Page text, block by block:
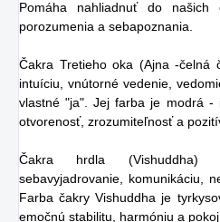
Pomáha nahliadnuť do
porozumenia a sebapoznania.
Čakra Tretieho oka (Ajna -čelná
intuíciu, vnútorné vedenie,
vlastné "ja". Jej farba je modrá -
otvorenosť, zrozumiteľnosť a
Čakra hrdla (Vishuddha)
sebavyjadrovanie, komunikáciu,
Farba čakry Vishuddha je
emočnú stabilitu, harmóniu a pokoj.